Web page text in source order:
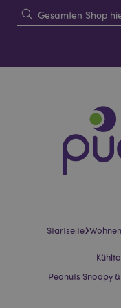
Startseite›
Peanuts Snoopy